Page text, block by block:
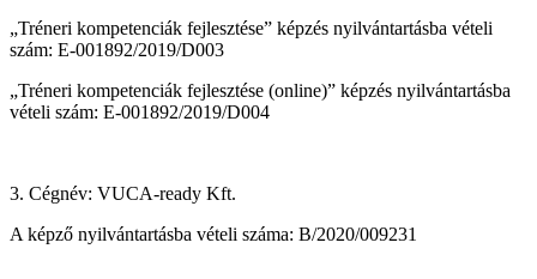
„Tréneri kompetenciák fejlesztése” képzés nyilvántartásba vételi
szám: E-001892/2019/D003
„Tréneri kompetenciák fejlesztése (online)” képzés nyilvántartásba
vételi szám: E-001892/2019/D004
3. Cégnév: VUCA-ready Kft.
A képző nyilvántartásba vételi száma: B/2020/009231